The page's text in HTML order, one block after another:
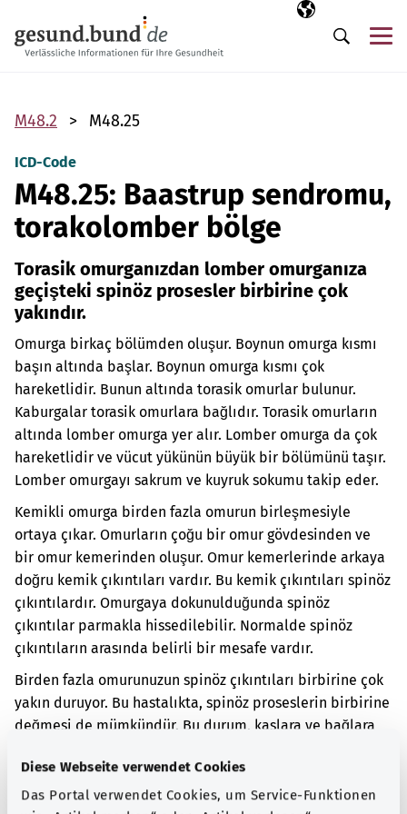
Diese Webseite verwendet Cookies
Das Portal verwendet Cookies, um Service-Funktionen
Seçili dil
TR
Arama
M48.2 M48.25
ICD-Code
M48.25: Baastrup sendromu,
torakolomber bölge
Torasik omurganızdan lomber omurganıza
geçişteki spinöz prosesler birbirine çok
yakındır.
Omurga birkaç bölümden oluşur. Boynun omurga kısmı
başın altında başlar. Boynun omurga kısmı çok
hareketlidir. Bunun altında torasik omurlar bulunur.
Kaburgalar torasik omurlara bağlıdır. Torasik omurların
altında lomber omurga yer alır. Lomber omurga da çok
hareketlidir ve vücut yükünün büyük bir bölümünü taşır.
Lomber omurgayı sakrum ve kuyruk sokumu takip eder.
Kemikli omurga birden fazla omurun birleşmesiyle
ortaya çıkar. Omurların çoğu bir omur gövdesinden ve
bir omur kemerinden oluşur. Omur kemerlerinde arkaya
doğru kemik çıkıntıları vardır. Bu kemik çıkıntıları spinöz
çıkıntılardır. Omurgaya dokunulduğunda spinöz
çıkıntılar parmakla hissedilebilir. Normalde spinöz
çıkıntıların arasında belirli bir mesafe vardır.
Birden fazla omurunuzun spinöz çıkıntıları birbirine çok
yakın duruyor. Bu hastalıkta, spinöz proseslerin birbirine
değmesi de mümkündür. Bu durum, kaslara ve bağlara
vücudun üst kısmı geriye doğru eğildiğinde ortaya
çıkabilir.